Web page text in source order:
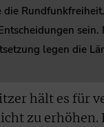
die
legen die
hält es für
zu erhöhen.